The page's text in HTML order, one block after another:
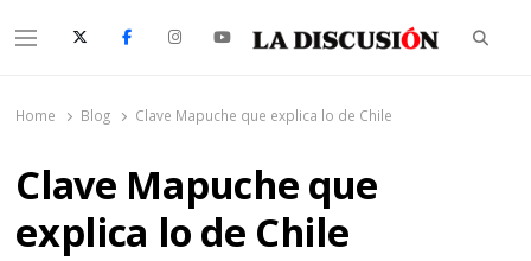
Menu
Home Blog Clave Mapuche que explica lo de Chile
Clave Mapuche que
explica lo de Chile